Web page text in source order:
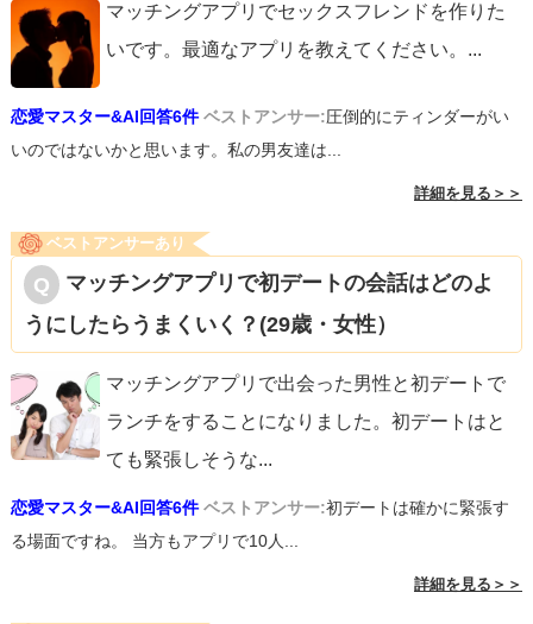
マッチングアプリでセックスフレンドを作りた
いです。最適なアプリを教えてください。 ...
恋愛マスター&AI回答6件 ベストアンサー:圧倒的にティンダーがい
いのではないかと思います。私の男友達は...
詳細を見る＞＞
ベストアンサーあり
マッチングアプリで初デートの会話はどのよ
うにしたらうまくいく？(29歳・女性）
マッチングアプリで出会った男性と初デートで
ランチをすることになりました。初デートはと
ても緊張しそうな...
恋愛マスター&AI回答6件 ベストアンサー:初デートは確かに緊張す
る場面ですね。 当方もアプリで10人...
詳細を見る＞＞